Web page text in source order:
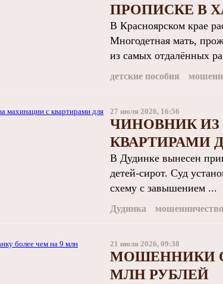
ПРОПИСКЕ В
В Красноярском крае
Многодетная мать,
из самых отдалённых
детские пособия
27 июля 2026, 16:56
ЧИНОВНИК
КВАРТИРАМИ
В Дудинке вынесен
детей‑сирот. Суд
схему с завышением ...
Дудинка мошенничество
21 июля 2026, 09:38
МОШЕННИКИ
МЛН РУБЛЕЙ